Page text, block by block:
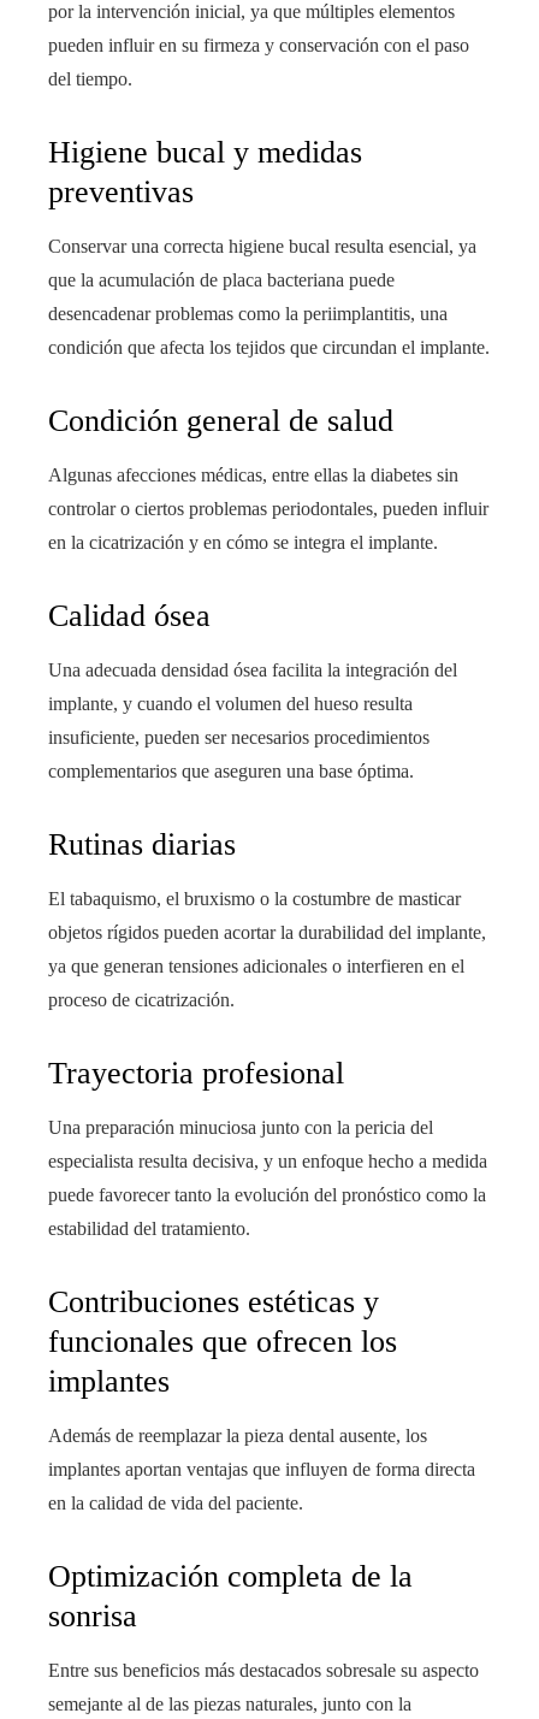
por la intervención inicial, ya que múltiples elementos
pueden influir en su firmeza y conservación con el paso
del tiempo.
Higiene bucal y medidas
preventivas
Conservar una correcta higiene bucal resulta esencial, ya
que la acumulación de placa bacteriana puede
desencadenar problemas como la periimplantitis, una
condición que afecta los tejidos que circundan el implante.
Condición general de salud
Algunas afecciones médicas, entre ellas la diabetes sin
controlar o ciertos problemas periodontales, pueden influir
en la cicatrización y en cómo se integra el implante.
Calidad ósea
Una adecuada densidad ósea facilita la integración del
implante, y cuando el volumen del hueso resulta
insuficiente, pueden ser necesarios procedimientos
complementarios que aseguren una base óptima.
Rutinas diarias
El tabaquismo, el bruxismo o la costumbre de masticar
objetos rígidos pueden acortar la durabilidad del implante,
ya que generan tensiones adicionales o interfieren en el
proceso de cicatrización.
Trayectoria profesional
Una preparación minuciosa junto con la pericia del
especialista resulta decisiva, y un enfoque hecho a medida
puede favorecer tanto la evolución del pronóstico como la
estabilidad del tratamiento.
Contribuciones estéticas y
funcionales que ofrecen los
implantes
Además de reemplazar la pieza dental ausente, los
implantes aportan ventajas que influyen de forma directa
en la calidad de vida del paciente.
Optimización completa de la
sonrisa
Entre sus beneficios más destacados sobresale su aspecto
semejante al de las piezas naturales, junto con la